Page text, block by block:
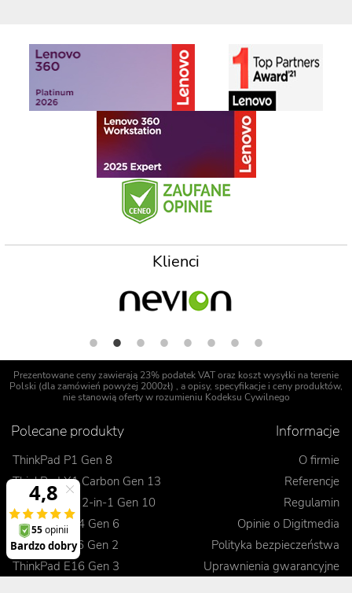
Klienci
Prezentowane ceny zawierają 23% podatek VAT oraz koszt wysyłki na terenie
Polski (dla zamówień powyżej 2000zł) , a opisy, specyfikacje i ceny produktów,
nie stanowią oferty w rozumieniu Kodeksu Cywilnego
Polecane produkty
ThinkPad P1 Gen 8
ThinkPad X1 Carbon Gen 13
ThinkPad X1 2-in-1 Gen 10
ThinkPad T14 Gen 6
ThinkPad L16 Gen 2
ThinkPad E16 Gen 3
Informacje
O firmie
Referencje
Regulamin
Opinie o Digitmedia
Polityka bezpieczeństwa
Uprawnienia gwarancyjne